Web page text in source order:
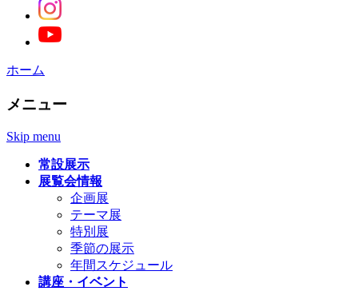
ホーム
メニュー
Skip menu
常設展示
展覧会情報
企画展
テーマ展
特別展
季節の展示
年間スケジュール
講座・イベント